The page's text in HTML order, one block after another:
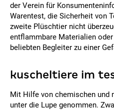
der Verein für
Warentest, die Sicherheit von
zweite Plüschtier nicht
entflammbare Materialien
beliebten Begleiter zu einer
kuscheltiere im
Mit Hilfe von chemischen und
unter die Lupe genommen.